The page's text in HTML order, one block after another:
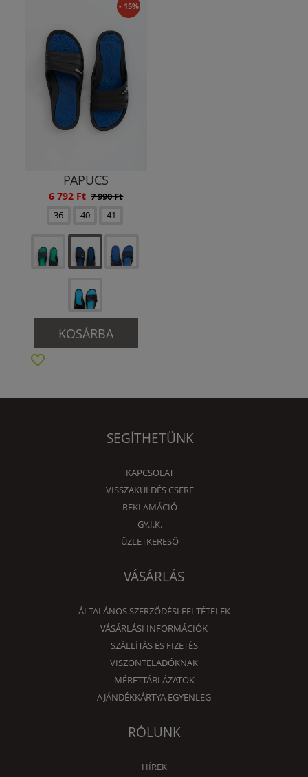
- 15%
PAPUCS
6 792 Ft 7 990 Ft
36
40 41
KOSÁRBA
SEGÍTHETÜNK
KAPCSOLAT
VISSZAKÜLDÉS CSERE
REKLAMÁCIÓ
GY.I.K.
ÜZLETKERESŐ
VÁSÁRLÁS
ÁLTALÁNOS SZERZŐDÉSI FELTÉTELEK
VÁSÁRLÁSI INFORMÁCIÓK
SZÁLLÍTÁS ÉS FIZETÉS
VISZONTELADÓKNAK
MÉRETTÁBLÁZATOK
AJÁNDÉKKÁRTYA EGYENLEG
RÓLUNK
HÍREK